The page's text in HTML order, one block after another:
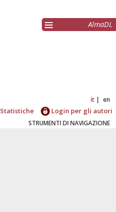
AlmaDL
it en
Statistiche Login per gli autori
STRUMENTI DI NAVIGAZIONE